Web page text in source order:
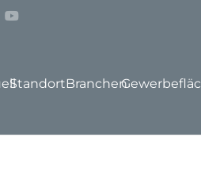
StandortBranchen